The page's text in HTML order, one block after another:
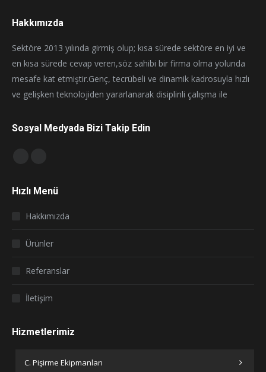
Hakkımızda
Sektöre 2013 yılında girmiş olup; kısa sürede sektöre en iyi ve
en kısa sürede cevap veren,söz sahibi bir firma olma yolunda
mesafe kat etmiştir.Genç, tecrübeli ve dinamik kadrosuyla hızlı
ve gelişken teknolojiden yararlanarak disiplinli çalışma ile
Sosyal Medyada Bizi Takip Edin
opens
window
opens
window
Hızlı Menü
Hakkımızda
Ürünler
Referanslar
İletişim
Hizmetlerimiz
C. Pişirme Ekipmanları